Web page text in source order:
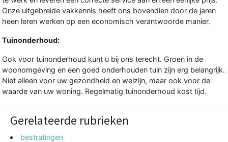
Onze uitgebreide vakkennis heeft ons bovendien door de jaren
heen leren werken op een economisch verantwoorde manier.
Tuinonderhoud:
Ook voor tuinonderhoud kunt u bij ons terecht. Groen in de
woonomgeving en een goed onderhouden tuin zijn erg belangrijk.
Niet alleen voor uw gezondheid en welzijn, maar ook voor de
waarde van uw woning. Regelmatig tuinonderhoud kost tijd.
Gerelateerde rubrieken
bestratingen